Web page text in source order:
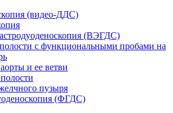
(видео-ДДС)
(ВЭГДС)
с функциональными пробами на
и ее ветви
пузыря
(ФГДС)